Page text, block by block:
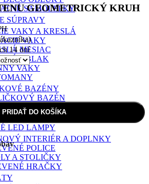
SAMOLEPKY
SÚPRAVY
VAKY A KRESLÁ
VAKY
MESIAC
OBLAK
VAKY
BAZÉNY
BAZÉN
NA BAZÉNY
LED LAMPY
INTERIÉR A DOPLNKY
POLICE
A STOLIČKY
HRAČKY
GEOMETRICKÝ KRUH
14 dní
STENU GEOMETRICKÝ KRUH
PRIDAŤ DO KOŠÍKA